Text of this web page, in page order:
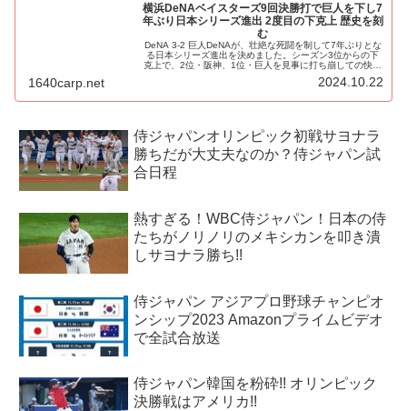
横浜DeNAベイスターズ9回決勝打で巨人を下し7
年ぶり日本シリーズ進出 2度目の下克上 歴史を刻
む
DeNA 3-2 巨人DeNAが、壮絶な死闘を制して7年ぶりとな
る日本シリーズ進出を決めました。シーズン3位からの下
克上で、2位・阪神、1位・巨人を見事に打ち崩しての快挙
1640carp.net 2024.10.22
侍ジャパンオリンピック初戦サヨナラ
勝ちだが大丈夫なのか？侍ジャパン試
合日程
熱すぎる！WBC侍ジャパン！日本の侍
たちがノリノリのメキシカンを叩き潰
しサヨナラ勝ち!!
侍ジャパン アジアプロ野球チャンピオ
ンシップ2023 Amazonプライムビデオ
で全試合放送
侍ジャパン韓国を粉砕!! オリンピック
決勝戦はアメリカ!!